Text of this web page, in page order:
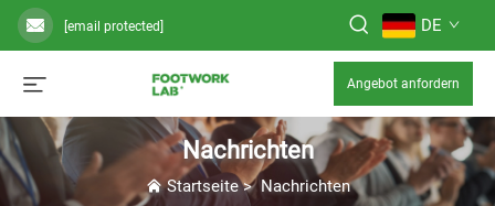
[email protected] DE
Angebot anfordern
Nachrichten
Startseite> Nachrichten